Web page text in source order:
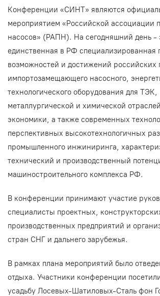
Конференции «СИНТ» являются
мероприятием «Российской ассоциации
насосов» (РАПН). На сегодняшний день -
единственная в РФ специализированная
возможностей и достижений российских
импортозамещающего насосного,
технологического оборудования для ТЭК,
металлургической и химической
экономики, а также современных
перспективных высокотехнологичных
промышленного инжиниринга,
технический и производственный
машиностроительного комплекса РФ.
В конференции принимают участие
специалисты проектных,
производственных предприятий и
стран СНГ и дальнего зарубежья.
В рамках плана мероприятий было
отдыха. Участники конференции
усадьбу Лосевых-Шатиловых-Сталь фон